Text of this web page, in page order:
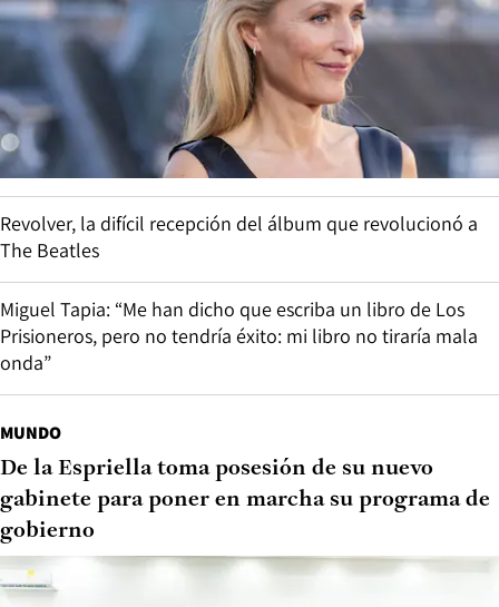
Revolver, la difícil recepción del álbum que revolucionó a
The Beatles
Miguel Tapia: “Me han dicho que escriba un libro de Los
Prisioneros, pero no tendría éxito: mi libro no tiraría mala
onda”
MUNDO
De la Espriella toma posesión de su nuevo
gabinete para poner en marcha su programa de
gobierno